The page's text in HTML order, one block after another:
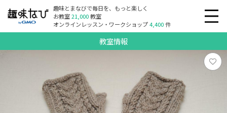
趣味とまなびで毎日を、もっと楽しく
お教室21,000教室
オンラインレッスン・ワークショップ4,400件
教室情報